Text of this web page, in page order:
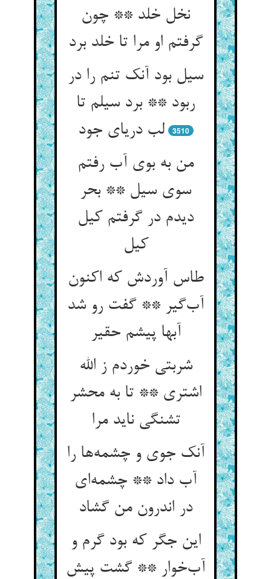
نخل خلد ** چون
گرفتم او مرا تا خلد برد
سیل بود آنک تنم را در
ربود ** برد سیلم تا
لب دریای جود
3510
من به بوی آب رفتم
سوی سیل ** بحر
دیدم در گرفتم کیل
کیل
طاس آوردش که اکنون
آب‌گیر ** گفت رو شد
آبها پیشم حقیر
شربتی خوردم ز الله
اشتری ** تا به محشر
تشنگی ناید مرا
آنک جوی و چشمه‌ها را
آب داد ** چشمه‌ای
در اندرون من گشاد
این جگر که بود گرم و
آب‌خوار ** گشت پیش